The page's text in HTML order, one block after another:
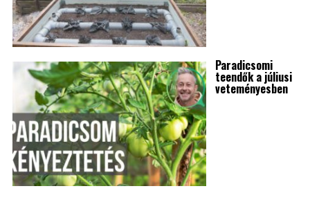
Paradicsomi
teendők a júliusi
veteményesben